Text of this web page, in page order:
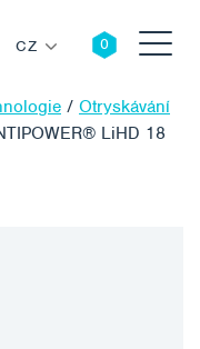
CZ
/ Otryskávání
LiHD 18